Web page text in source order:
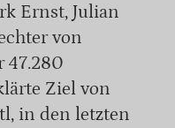
Ernst, Julian
von
47.280
Ziel von
in den letzten